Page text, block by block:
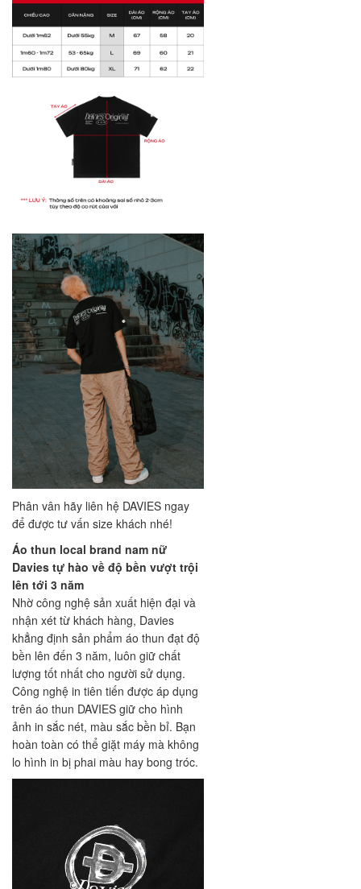
Phân vân hãy liên hệ DAVIES ngay
để được tư vấn size khách nhé!
Áo thun local brand nam nữ
Davies tự hào về độ bền vượt trội
lên tới 3 năm
Nhờ công nghệ sản xuất hiện đại và
nhận xét từ khách hàng, Davies
khẳng định sản phẩm áo thun đạt độ
bền lên đến 3 năm, luôn giữ chất
lượng tốt nhất cho người sử dụng.
Công nghệ in tiên tiến được áp dụng
trên áo thun DAVIES giữ cho hình
ảnh in sắc nét, màu sắc bền bỉ. Bạn
hoàn toàn có thể giặt máy mà không
lo hình in bị phai màu hay bong tróc.